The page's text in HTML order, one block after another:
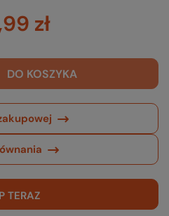
zł
DO KOSZYKA
TERAZ